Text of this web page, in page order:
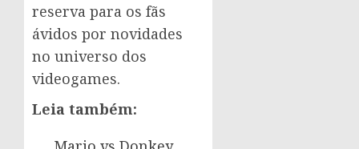
reserva para os fãs
ávidos por novidades
no universo dos
videogames.
Leia também: